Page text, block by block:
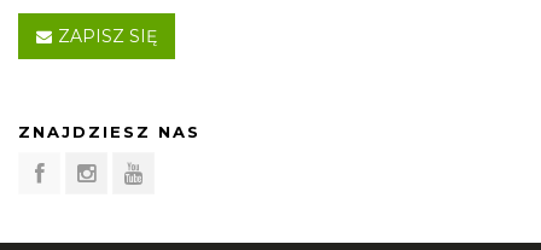
ZAPISZ SIĘ
ZNAJDZIESZ NAS